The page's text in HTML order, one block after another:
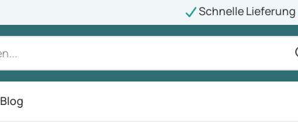
Schnelle Lieferung
Blog